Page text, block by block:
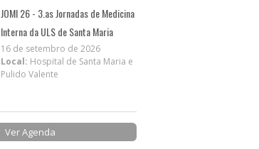
JOMI 26 - 3.as Jornadas de Medicina
Interna da ULS de Santa Maria
16 de setembro de 2026
Local: Hospital de Santa Maria e
Pulido Valente
Ver Agenda